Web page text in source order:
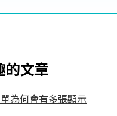
的文章
為何會有多張顯示